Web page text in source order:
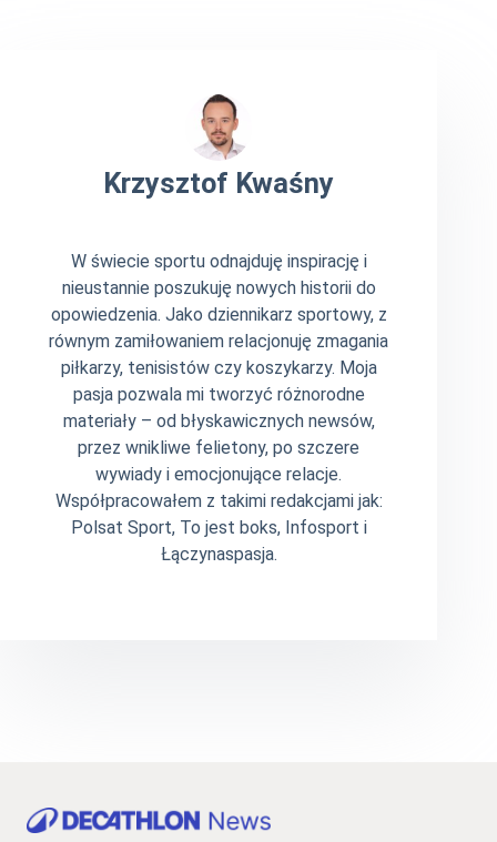
Krzysztof Kwaśny
W świecie sportu odnajduję inspirację i
nieustannie poszukuję nowych historii do
opowiedzenia. Jako dziennikarz sportowy, z
równym zamiłowaniem relacjonuję zmagania
piłkarzy, tenisistów czy koszykarzy. Moja
pasja pozwala mi tworzyć różnorodne
materiały – od błyskawicznych newsów,
przez wnikliwe felietony, po szczere
wywiady i emocjonujące relacje.
Współpracowałem z takimi redakcjami jak:
Polsat Sport, To jest boks, Infosport i
Łączynaspasja.